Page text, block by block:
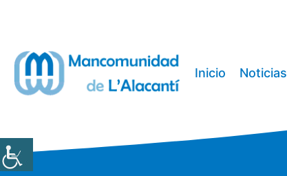
Inicio Noticias